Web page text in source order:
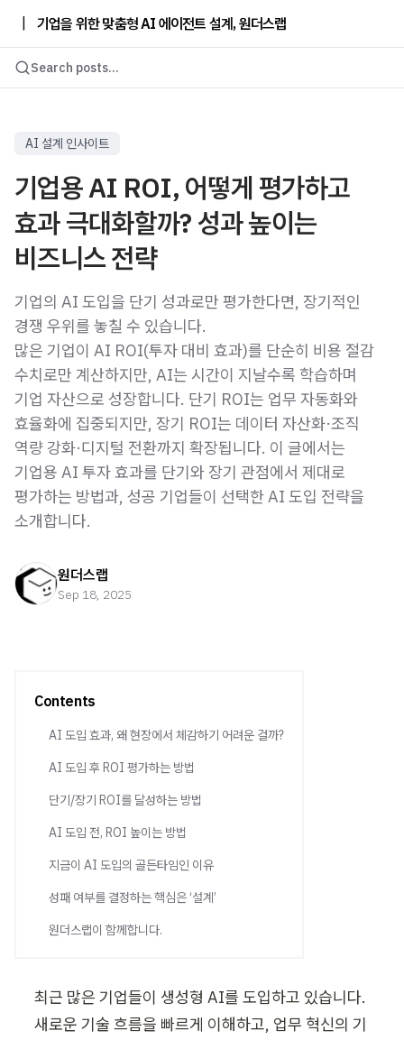
기업을 위한 맞춤형 AI 에이전트 설계, 원더스랩
Search posts...
AI 설계 인사이트
기업용 AI ROI, 어떻게 평가하고
효과 극대화할까? 성과 높이는
비즈니스 전략
기업의 AI 도입을 단기 성과로만 평가한다면, 장기적인
경쟁 우위를 놓칠 수 있습니다.
많은 기업이 AI ROI(투자 대비 효과)를 단순히 비용 절감
수치로만 계산하지만, AI는 시간이 지날수록 학습하며
기업 자산으로 성장합니다. 단기 ROI는 업무 자동화와
효율화에 집중되지만, 장기 ROI는 데이터 자산화·조직
역량 강화·디지털 전환까지 확장됩니다. 이 글에서는
기업용 AI 투자 효과를 단기와 장기 관점에서 제대로
평가하는 방법과, 성공 기업들이 선택한 AI 도입 전략을
소개합니다.
원더스랩
Sep 18, 2025
Contents
AI 도입 효과, 왜 현장에서 체감하기 어려운 걸까?
AI 도입 후 ROI 평가하는 방법
단기/장기 ROI를 달성하는 방법
AI 도입 전, ROI 높이는 방법
지금이 AI 도입의 골든타임인 이유
성패 여부를 결정하는 핵심은 ‘설계’
원더스랩이 함께합니다.
최근 많은 기업들이 생성형 AI를 도입하고 있습니다.
새로운 기술 흐름을 빠르게 이해하고, 업무 혁신의 기